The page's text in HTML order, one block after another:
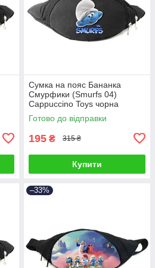
Сумка на пояс Бананка
Смурфики (Smurfs 04)
Cappuccino Toys чорна
Готово до відправки
195 ₴ 315 ₴
Купити
–33%